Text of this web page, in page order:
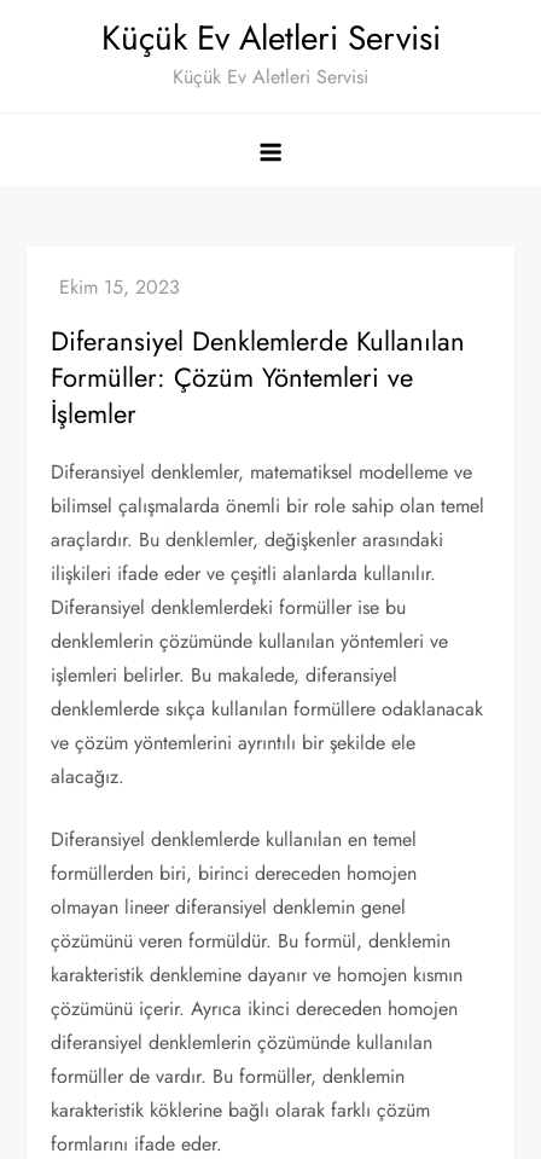
Küçük Ev Aletleri Servisi
Küçük Ev Aletleri Servisi
Diferansiyel Denklemlerde Kullanılan
Formüller: Çözüm Yöntemleri ve
İşlemler
Diferansiyel denklemler, matematiksel modelleme ve
bilimsel çalışmalarda önemli bir role sahip olan temel
araçlardır. Bu denklemler, değişkenler arasındaki
ilişkileri ifade eder ve çeşitli alanlarda kullanılır.
Diferansiyel denklemlerdeki formüller ise bu
denklemlerin çözümünde kullanılan yöntemleri ve
işlemleri belirler. Bu makalede, diferansiyel
denklemlerde sıkça kullanılan formüllere odaklanacak
ve çözüm yöntemlerini ayrıntılı bir şekilde ele
alacağız.
Diferansiyel denklemlerde kullanılan en temel
formüllerden biri, birinci dereceden homojen
olmayan lineer diferansiyel denklemin genel
çözümünü veren formüldür. Bu formül, denklemin
karakteristik denklemine dayanır ve homojen kısmın
çözümünü içerir. Ayrıca ikinci dereceden homojen
diferansiyel denklemlerin çözümünde kullanılan
formüller de vardır. Bu formüller, denklemin
karakteristik köklerine bağlı olarak farklı çözüm
formlarını ifade eder.